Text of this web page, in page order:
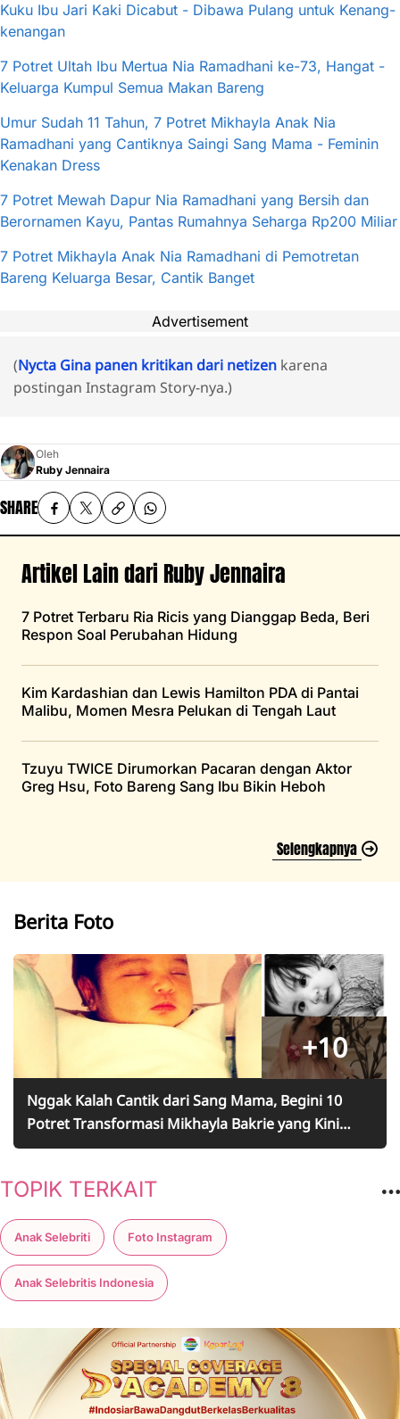
Kuku Ibu Jari Kaki Dicabut - Dibawa Pulang untuk Kenang-
kenangan
7 Potret Ultah Ibu Mertua Nia Ramadhani ke-73, Hangat -
Keluarga Kumpul Semua Makan Bareng
Umur Sudah 11 Tahun, 7 Potret Mikhayla Anak Nia
Ramadhani yang Cantiknya Saingi Sang Mama - Feminin
Kenakan Dress
7 Potret Mewah Dapur Nia Ramadhani yang Bersih dan
Berornamen Kayu, Pantas Rumahnya Seharga Rp200 Miliar
7 Potret Mikhayla Anak Nia Ramadhani di Pemotretan
Bareng Keluarga Besar, Cantik Banget
Advertisement
(Nycta Gina panen kritikan dari netizen karena
postingan Instagram Story-nya.)
Oleh
Ruby Jennaira
SHARE
Artikel Lain dari Ruby Jennaira
7 Potret Terbaru Ria Ricis yang Dianggap Beda, Beri
Respon Soal Perubahan Hidung
Kim Kardashian dan Lewis Hamilton PDA di Pantai
Malibu, Momen Mesra Pelukan di Tengah Laut
Tzuyu TWICE Dirumorkan Pacaran dengan Aktor
Greg Hsu, Foto Bareng Sang Ibu Bikin Heboh
Selengkapnya
Berita Foto
+10
Nggak Kalah Cantik dari Sang Mama, Begini 10
Potret Transformasi Mikhayla Bakrie yang Kini
Beranjak Remaja
TOPIK TERKAIT
Anak Selebriti Foto Instagram
Anak Selebritis Indonesia